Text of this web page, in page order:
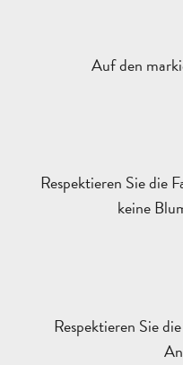
Auf den
Respektieren Sie die
keine
Respektieren Sie